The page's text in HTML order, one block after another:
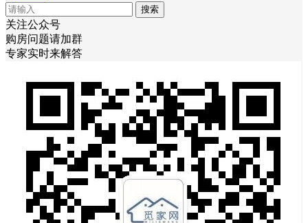
关注公众号
购房问题请加群
专家实时来解答